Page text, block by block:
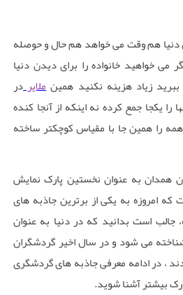
دنیا هم وقت می خواهد هم حال و حوصله
می خواهید خانواده را برای دیدن دنیا
زیاد هزینه نکنید همینملایردر
یکجا جمع کرده نه اینکه از آنجا کنده
را همین جا با مقیاس کوچکتر ساخته
همدان به عنوان نخستین پارک نمایش
که امروزه به یکی از برترین جاذبه های
جالب است بدانید که در دنیا به عنوان
می شود و در سال اخیر گردشگران
، در ادامه معرفی جاذبه های گردشگری
بیشتر آشنا شوید.